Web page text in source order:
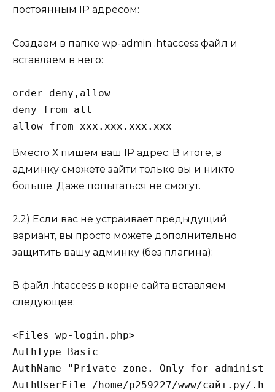
постоянным IP адресом:
Создаем в папке wp-admin .htaccess файл и
вставляем в него:
order deny,allow
deny from all
allow from xxx.xxx.xxx.xxx
Вместо Х пишем ваш IP адрес. В итоге, в
админку сможете зайти только вы и никто
больше. Даже попытаться не смогут.
2.2) Если вас не устраивает предыдущий
вариант, вы просто можете дополнительно
защитить вашу админку (без плагина):
В файл .htaccess в корне сайта вставляем
следующее:
<Files wp-login.php>
AuthType Basic
AuthName "Private zone. Only for
AuthUserFile /home/p259227/www/сайт.ру/